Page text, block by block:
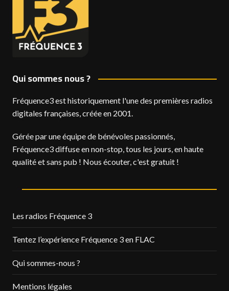
Qui sommes nous ?
Fréquence3 est historiquement l'une des premières radios
digitales françaises, créée en 2001.
Gérée par une équipe de bénévoles passionnés,
Fréquence3 diffuse en non-stop, tous les jours, en haute
qualité et sans pub ! Nous écouter, c'est gratuit !
Les radios Fréquence 3
Tentez l’expérience Fréquence 3 en FLAC
Qui sommes-nous ?
Mentions légales